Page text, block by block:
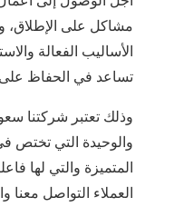
مشاكل على الإطلاق،
الأساليب الفعالة
تساعد في الحفاظ على
وذلك تعتبر شركتنا
والوحيدة التي تختص
المتميزة والتي لها
العملاء التواصل معنا